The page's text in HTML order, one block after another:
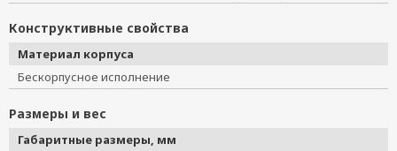
Конструктивные свойства
Материал корпуса
Бескорпусное исполнение
Размеры и вес
Габаритные размеры, мм